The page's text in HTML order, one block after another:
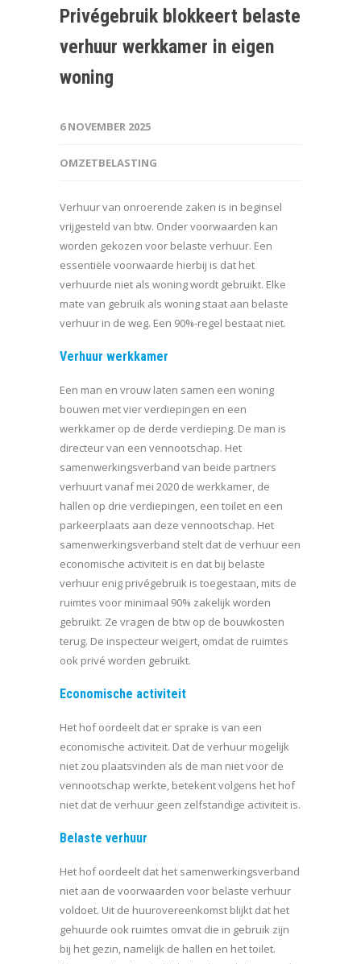
Privégebruik blokkeert belaste
verhuur werkkamer in eigen
woning
6 NOVEMBER 2025
OMZETBELASTING
Verhuur van onroerende zaken is in beginsel
vrijgesteld van btw. Onder voorwaarden kan
worden gekozen voor belaste verhuur. Een
essentiële voorwaarde hierbij is dat het
verhuurde niet als woning wordt gebruikt. Elke
mate van gebruik als woning staat aan belaste
verhuur in de weg. Een 90%-regel bestaat niet.
Verhuur werkkamer
Een man en vrouw laten samen een woning
bouwen met vier verdiepingen en een
werkkamer op de derde verdieping. De man is
directeur van een vennootschap. Het
samenwerkingsverband van beide partners
verhuurt vanaf mei 2020 de werkkamer, de
hallen op drie verdiepingen, een toilet en een
parkeerplaats aan deze vennootschap. Het
samenwerkingsverband stelt dat de verhuur een
economische activiteit is en dat bij belaste
verhuur enig privégebruik is toegestaan, mits de
ruimtes voor minimaal 90% zakelijk worden
gebruikt. Ze vragen de btw op de bouwkosten
terug. De inspecteur weigert, omdat de ruimtes
ook privé worden gebruikt.
Economische activiteit
Het hof oordeelt dat er sprake is van een
economische activiteit. Dat de verhuur mogelijk
niet zou plaatsvinden als de man niet voor de
vennootschap werkte, betekent volgens het hof
niet dat de verhuur geen zelfstandige activiteit is.
Belaste verhuur
Het hof oordeelt dat het samenwerkingsverband
niet aan de voorwaarden voor belaste verhuur
voldoet. Uit de huurovereenkomst blijkt dat het
gehuurde ook ruimtes omvat die in gebruik zijn
bij het gezin, namelijk de hallen en het toilet.